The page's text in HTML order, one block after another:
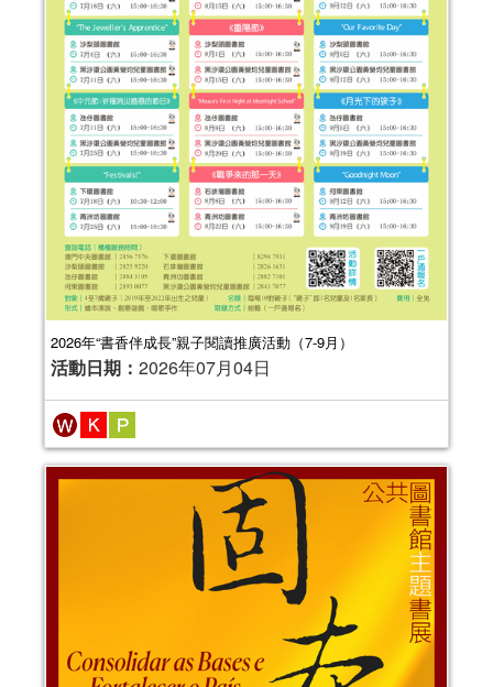
2026年“書香伴成長”親子閱讀推廣活動（7-9月）
活動日期： 2026年07月04日